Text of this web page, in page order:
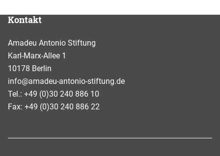
Kontakt
Amadeu Antonio Stiftung
Karl-Marx-Allee 1
10178 Berlin
info@amadeu-antonio-stiftung.de
Tel.: +49 (0)30 240 886 10
Fax: +49 (0)30 240 886 22